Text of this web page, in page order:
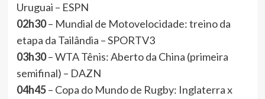
Uruguai – ESPN
02h30– Mundial de Motovelocidade: treino da
etapa da Tailândia – SPORTV3
03h30– WTA Tênis: Aberto da China (primeira
semifinal) – DAZN
04h45– Copa do Mundo de Rugby: Inglaterra x